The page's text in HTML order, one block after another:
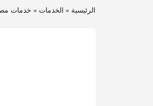
الرئيسية » الخدمات » خدمات